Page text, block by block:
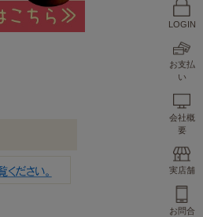
LOGIN
お支払
い
会社概
要
実店舗
お問合